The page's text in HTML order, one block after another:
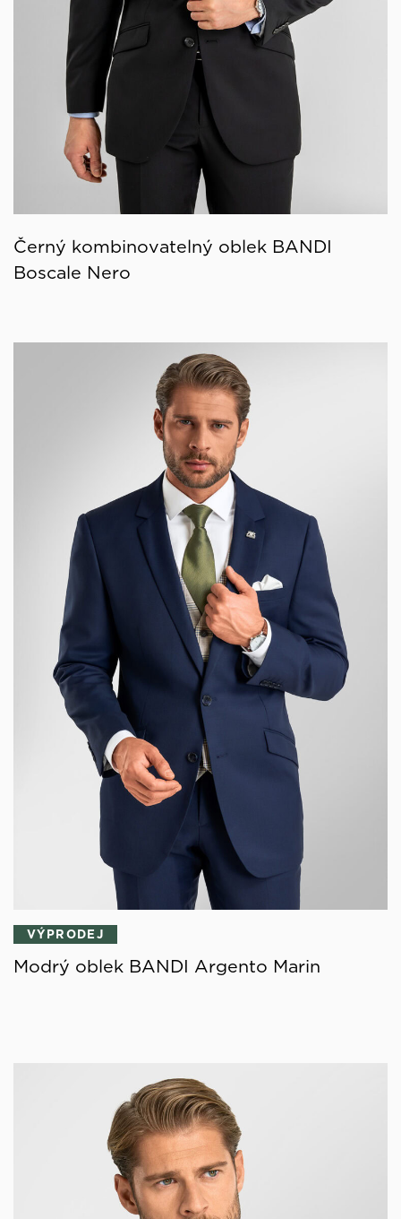
Černý kombinovatelný oblek BANDI
Boscale Nero
VÝPRODEJ
Modrý oblek BANDI Argento Marin